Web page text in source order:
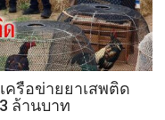
ครือข่ายยาเสพติด
ล้านบาท